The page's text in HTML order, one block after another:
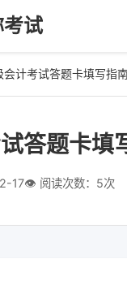
试
会计考试答题卡填写指
答题卡填
17👁 阅读次数：5次